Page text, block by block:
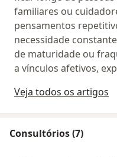
familiares ou
pensamentos
necessidade
de maturidade ou
a vínculos afetivos,
Veja todos os artigos
Consultórios (7)